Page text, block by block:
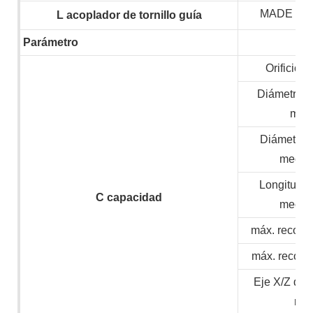
Lacoplador de tornillo guía MADE IN
Parámetro
C capacidad
Orificio
Diámetro
Diámetro
Longitud
máx.
máx.
Eje X/Z de